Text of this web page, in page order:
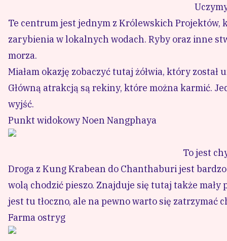
Te centrum jest jednym z Królewskich Projektów,
zarybienia w lokalnych wodach. Ryby oraz inne
morza.
Miałam okazję zobaczyć tutaj żółwia, który
Główną atrakcją są rekiny, które można karmić.
wyjść.
Punkt widokowy Noen Nangphaya
To jest
Droga z Kung Krabean do Chanthaburi jest
wolą chodzić pieszo. Znajduje się tutaj także
jest tu tłoczno, ale na pewno warto się zatrzymać
Farma ostryg